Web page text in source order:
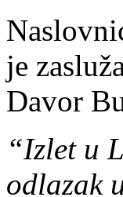
je
Davor
“Izlet u
odlazak